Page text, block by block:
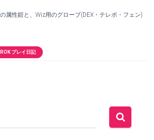
属性鎧と、Wiz用のグローブ(DEX・テレポ・フェン)
プレイ日記